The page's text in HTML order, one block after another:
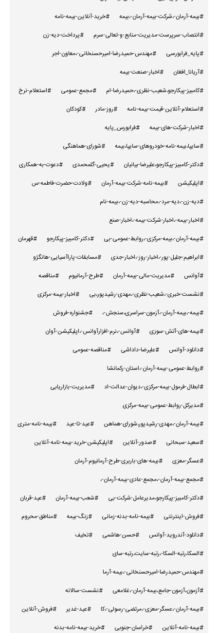
#بیمه-آرمان-،شرکت-بیمه-آرمان-،بیمه
#خرید-آنلاین-بیمه-نامه
#انتصاب-سرپرست-مدیریت-منابع-و-تعالی-سرم
#پرداخت-دیه-زن
#پایه_فرابورسی
#مهندس-حمیدرضا-امیرحسنخانی-،معاون-اجر
#آریانا_افغان
#اخبار-صنعت-بیمه
#کامبیز-پیکارجو،شعیب-نظری-،حمیدرضا-ام
#مجمع-عمومی
#استعلام-نرخ
#استعلام-آنلاین-قیمت-بیمه-نامه
#روز-مادر
#کودکان
#اخبار-شرکت-های-بیمه
#فرابورس_پایه
#سایپا،بیمه-نامه-خودروهای-سایپا،بیمه
#شورای-هماهنگی
#دکتر-کامبیز-پیکارجو،علیرضا-بیانیان
#یحیی-گلمحمدی
#دعوت-به-همکاری
#اپلیکیشن
#بیمه-نامه-شرکت-بیمه-آرمان
#ولادت-حضرت-فاطمه-س
#دیه-زن-،دیه-مرد-،محاسبه-دیه-زن-،بیمه-نام
#اخبار-بیمه-،اخبار-شرکت-بیمه-،اخبار-صنع
#بیمه-آرمان-،بیمه-مرکزی-،روابط-عمومی-بی
#دکتر-کامبیز-پیکارجو
#قهرمان
#ابراهیم-جلیل-پور-،اخبار-روز-،اخبار-جدی
#مسابقات-پاراآسیایی-هانگژو
#آوانس
#مدیریت-مالی-بیمه-آرمان #طرح-آرمانیوم
#مناقصه
#نشست-خبری-،شعیب-نظری-،مهدی-رشیدپور،بی
#اخبار-بیمه-مرکزی
#بیمه-،بیمه-آرمان-،آزمون-سراسری،سنجش-،
#جشنواره-فروش
#بیمه-های-آتش-سوزی
#آوانس-،نرم-افزارآوانس-،اپلیکیشن-آوان
#دانلود-آوانس
#علیرضا-داداشی
#مناقصه-عمومی
#روابط-عمومی-بیمه-آرمان-،استان-رکمانشا
#ابطال-فرمول-بیمه-مرکزی-،دیوان-عدالت-اد
#مدیریت-بازاریابی
#مدیرکل-روابط-عمومی-بیمه-مرکزی
#بیمه-آرمان-،مهدی-رشیدپور،شورای-هماهن
#عید-تا-عید
#بیمه-نامه-متری
#سعید-سبحانی
#صدور-آنلاین
#اپلیکیشن-خرید-بیمه-نامه-آنلاین
#عسگر-معزی
#بیمه-های-باربری-طرح-آرمانیوم-آرمان
#مجمع-بیمه-آرمان-،مجمع-عادی-بیمه-آرمان-،
#دکتر-کامبیز-پیکارجو،مدیرعامل-شرکت-بی
#شعب-بیمه-آرمان
#عید-قربان
#فروش-اینترنتی
#بیمه-نامه-بدنه-زمانی #زنگ-بیمه
#مناطق-محروم
#دانلود-آندروید-آوانس
#حسن-هاشمی
#تخیف
#السکا،رتبه-السکا-،رتبه-سایت،رتبه-سای
#مهندس-حمیدرضا-امیرحسنخانی-،بیمه-آرما
#آزمون،آزمون-جامع،بیمه-آرمان-،غلامعی
#نشست-سالانه
#بیمه-آرمان-،عسگر-معزی-،مرتضی-رسولی-،کا
#عید-غدیر
#فروش-آنلاین
#بیمه-نامه-آنلاین
#خراسان-جنوبی
#خرید-بیمه-نامه-بدنه